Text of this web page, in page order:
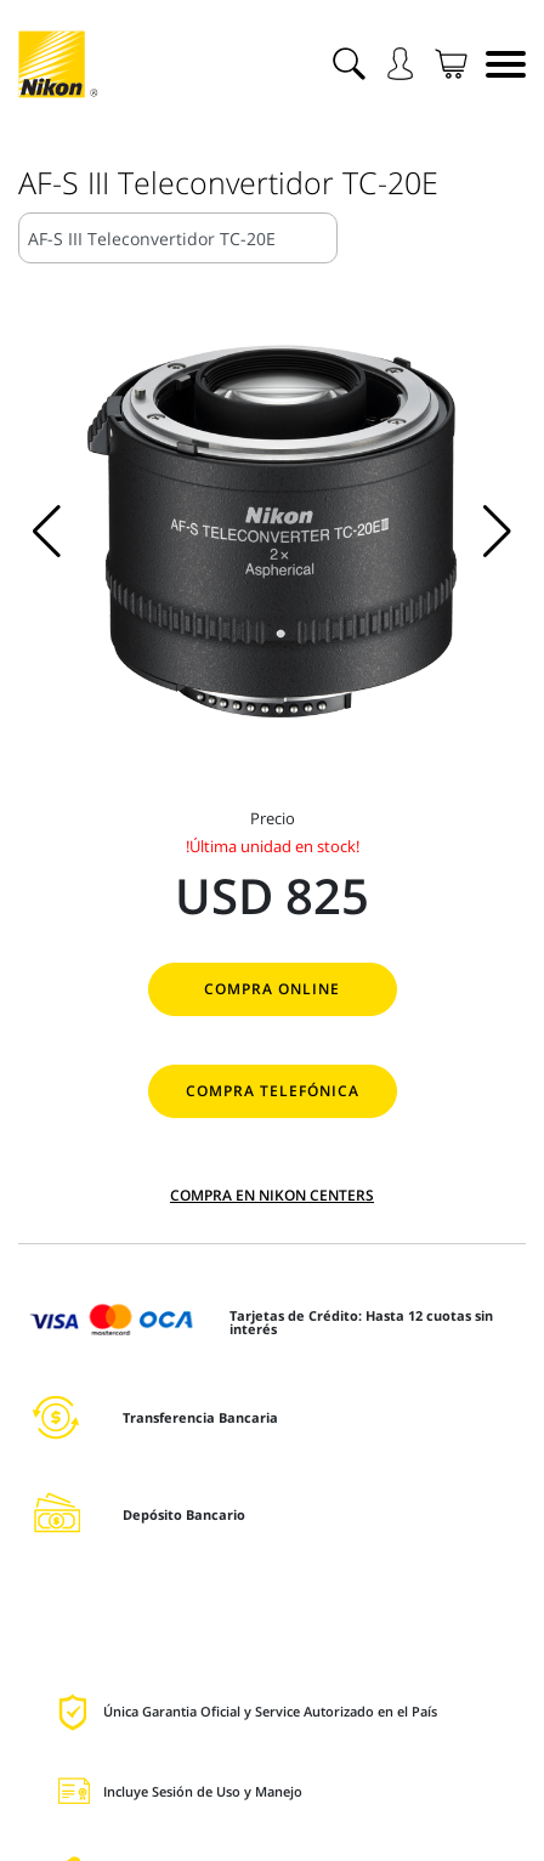
AF-S III Teleconvertidor TC-20E
Precio
!Última unidad en stock!
USD 825
COMPRA ONLINE
COMPRA TELEFÓNICA
COMPRA EN NIKON CENTERS
Tarjetas de Crédito: Hasta 12 cuotas sin
interés
Transferencia Bancaria
Depósito Bancario
Única Garantia Oficial y Service Autorizado en el País
Incluye Sesión de Uso y Manejo